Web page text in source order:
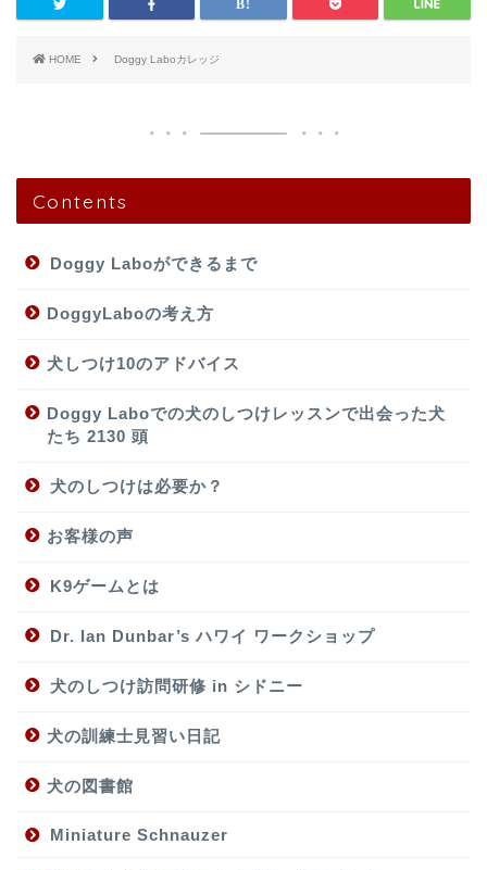
HOME Doggy Laboカレッジ
Contents
Doggy Laboができるまで
DoggyLaboの考え方
犬しつけ10のアドバイス
Doggy Laboでの犬のしつけレッスンで出会った犬
たち 2130 頭
犬のしつけは必要か？
お客様の声
K9ゲームとは
Dr. Ian Dunbar’s ハワイ ワークショップ
犬のしつけ訪問研修 in シドニー
犬の訓練士見習い日記
犬の図書館
Miniature Schnauzer